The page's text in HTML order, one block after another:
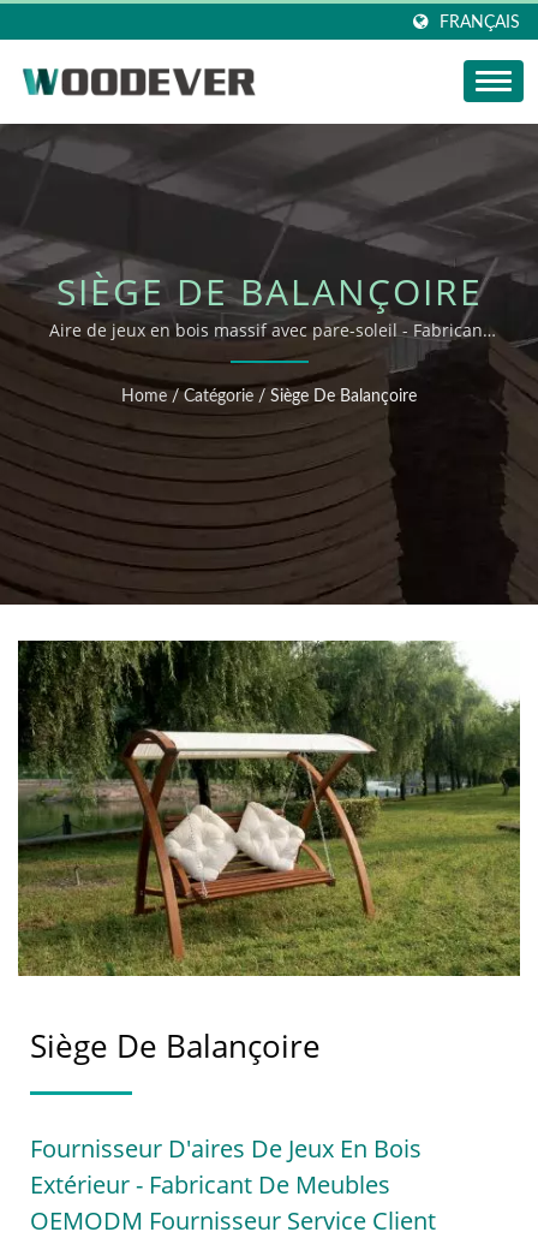
FRANÇAIS
SIÈGE DE BALANÇOIRE
Aire de jeux en bois massif avec pare-soleil - Fabricant
de meubles OEMODM Fournisseur Service client
Home / Catégorie / Siège De Balançoire
Siège De Balançoire
Fournisseur D'aires De Jeux En Bois
Extérieur - Fabricant De Meubles
OEMODM Fournisseur Service Client